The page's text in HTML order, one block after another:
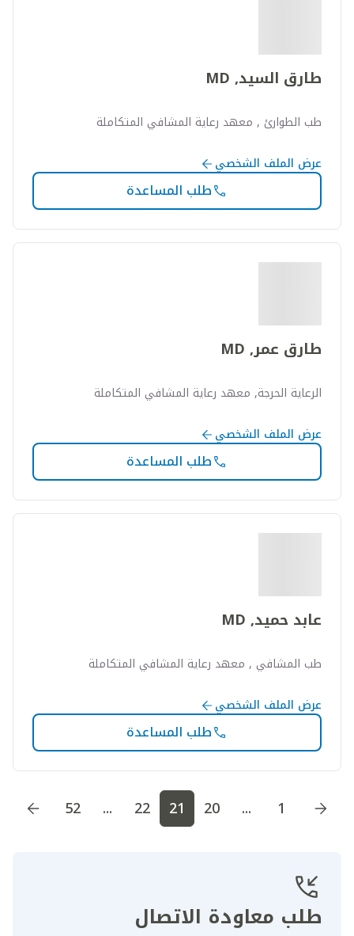
طارق السيد, MD
طب الطوارئ , معهد رعاية المشافي المتكاملة
عرض الملف الشخصي
طلب المساعدة
طارق عمر, MD
الرعاية الحرجة, معهد رعاية المشافي المتكاملة
عرض الملف الشخصي
طلب المساعدة
عابد حميد, MD
طب المشافي , معهد رعاية المشافي المتكاملة
عرض الملف الشخصي
طلب المساعدة
اذهب إلى الصفحة 1اذهب إلى الصفحة اذهب إلى 1
...
20
21
22
...
52
طلب معاودة الاتصال